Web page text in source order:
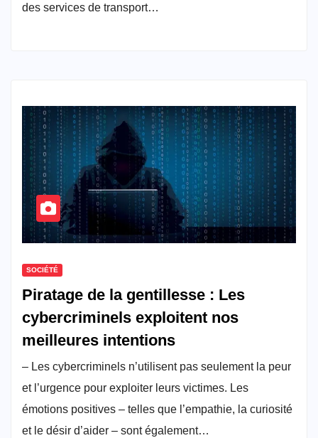
des services de transport…
SOCIÉTÉ
Piratage de la gentillesse : Les
cybercriminels exploitent nos
meilleures intentions
– Les cybercriminels n’utilisent pas seulement la peur
et l’urgence pour exploiter leurs victimes. Les
émotions positives – telles que l’empathie, la curiosité
et le désir d’aider – sont également…